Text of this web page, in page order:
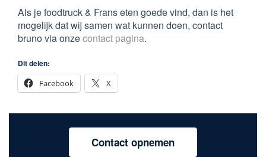
Als je foodtruck & Frans eten goede vind, dan is het
mogelijk dat wij samen wat kunnen doen, contact
bruno via onzecontact pagina.
Dit delen:
Facebook
X
Contact opnemen